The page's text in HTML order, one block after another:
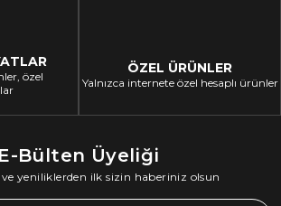
özel
ÖZEL ÜRÜNLER
Yalnızca internete özel hesaplı ürünler
E-Bülten Üyeliği
yeniliklerden ilk sizin haberiniz olsun